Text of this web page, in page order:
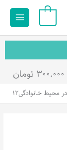
Main